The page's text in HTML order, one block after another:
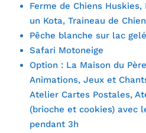
Ferme de Chiens
un Kota, Traineau de
Pêche blanche sur lac gelé
Safari Motoneige
Option : La Maison du
Animations, Jeux et
Atelier Cartes Postales,
(brioche et cookies) avec
pendant 3h